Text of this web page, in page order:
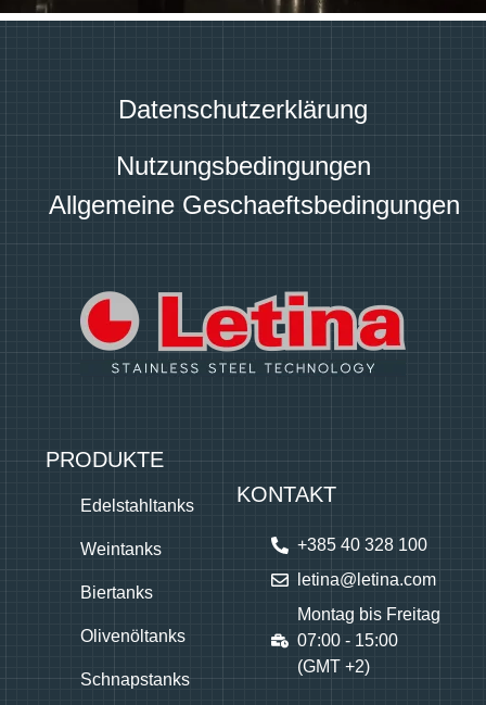
Datenschutzerklärung
Nutzungsbedingungen
Allgemeine Geschaeftsbedingungen
PRODUKTE
Edelstahltanks
Weintanks
Biertanks
Olivenöltanks
Schnapstanks
KONTAKT
+385 40 328 100
letina@letina.com
Montag bis Freitag
07:00 - 15:00
(GMT +2)